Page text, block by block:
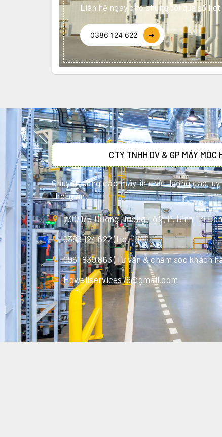
Liên hệ ngay cho chúng tôi qua số
0386 124 622 ➜
CTY TNHH DV & GP MÁY MÓC
Chuyên cung cấp máy in chất lượng cao,
thời gian.
730/1/5 Đường Hương Lộ 2, P. Bình Trị
0386 124 622 (Hotline)
0961 839 863 (Tư vấn & chăm sóc khách
Howellservices76@gmail.com